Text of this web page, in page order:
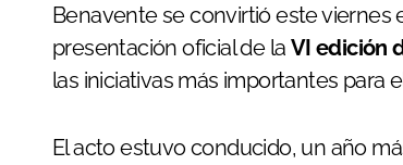
Benavente se convirtió este viernes en el epicentro de la tauromaquia de promoción con la
presentación oficial de la VI edición
las iniciativas más importantes para
El acto estuvo conducido, un año